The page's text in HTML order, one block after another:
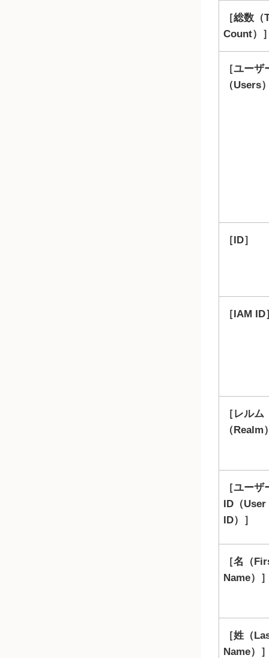
総数（
Count）
ユーザ
（Users
ID
IAM ID
レルム
（Realm
ユーザ
ID（User
ID）
名（
Name）
姓（
Name）